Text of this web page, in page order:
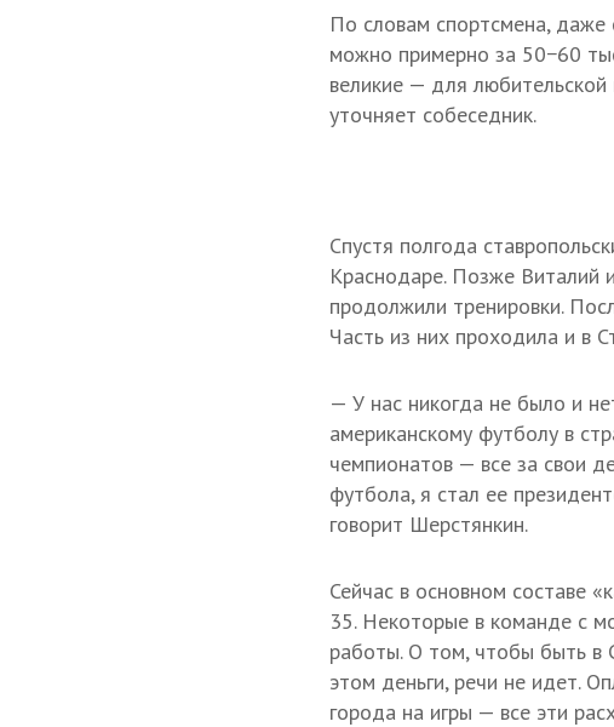
По словам спортсмена, даже
можно примерно за 50−60
великие — для
уточняет собеседник.
Спустя полгода
Краснодаре. Позже Виталий
продолжили тренировки.
Часть из них проходила и в
— У нас никогда не было и
американскому футболу в
чемпионатов — все за свои
футбола, я стал ее
говорит Шерстянкин.
Сейчас в основном составе
35. Некоторые в команде с
работы. О том, чтобы быть в
этом деньги, речи не идет.
города на игры — все эти